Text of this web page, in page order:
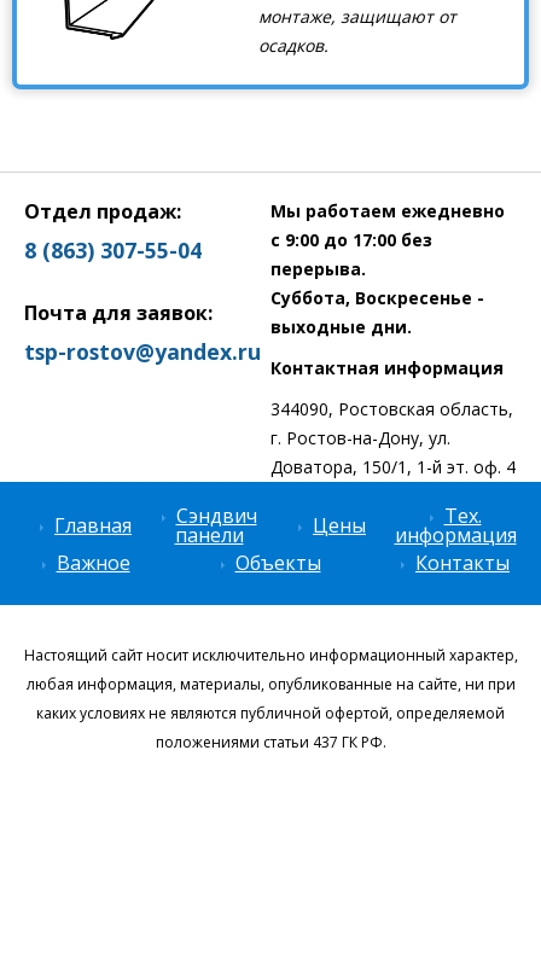
монтаже, защищают от
осадков.
Отдел продаж:
8 (863) 307-55-04
Почта для заявок:
tsp-rostov@yandex.ru
Мы работаем ежедневно
с 9:00 до 17:00 без
перерыва.
Суббота, Воскресенье -
выходные дни.
Контактная информация
344090, Ростовская область,
г. Ростов-на-Дону, ул.
Доватора, 150/1, 1-й эт. оф. 4
Главная Сэндвич
панели Цены Тех.
информация
Важное
Объекты Контакты
Настоящий сайт носит исключительно информационный характер,
любая информация, материалы, опубликованные на cайте, ни при
каких условиях не являются публичной офертой, определяемой
положениями статьи 437 ГК РФ.